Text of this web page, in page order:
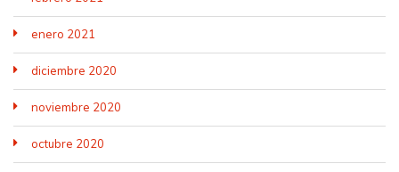
enero 2021
diciembre 2020
noviembre 2020
octubre 2020